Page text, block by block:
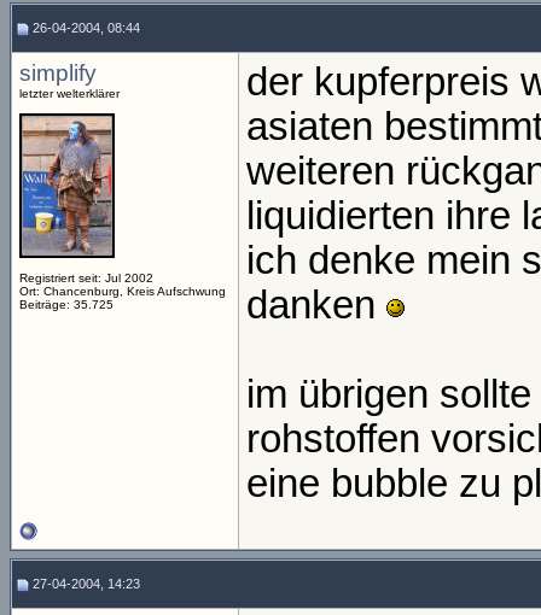
26-04-2004, 08:44
simplify
letzter welterklärer
Registriert seit: Jul 2002
Ort: Chancenburg, Kreis Aufschwung
Beiträge: 35.725
der kupferpreis
asiaten
weiteren
liquidierten ihre
ich denke mein
danken
im übrigen
rohstoffen
eine bubble zu
27-04-2004, 14:23